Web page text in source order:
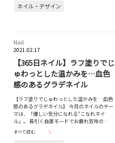
ネイル・デザイン
Nail
2021.02.17
【365日ネイル】ラフ塗りでじ
ゅわっとした温かみを…血色
感のあるグラデネイル
【ラフ塗りでじゅわっとした温かみを…血色
感のあるグラデネイル】 今月のネイルのテー
マは、「優しい気分になれる“こなれネイ
ル」。 長引く自粛モードでお疲れ気味の…
すべて読む